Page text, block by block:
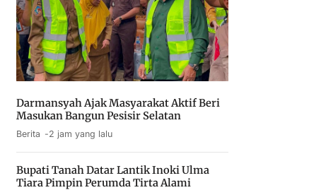
Darmansyah Ajak Masyarakat Aktif Beri
Masukan Bangun Pesisir Selatan
Berita 2 jam yang lalu
Bupati Tanah Datar Lantik Inoki Ulma
Tiara Pimpin Perumda Tirta Alami